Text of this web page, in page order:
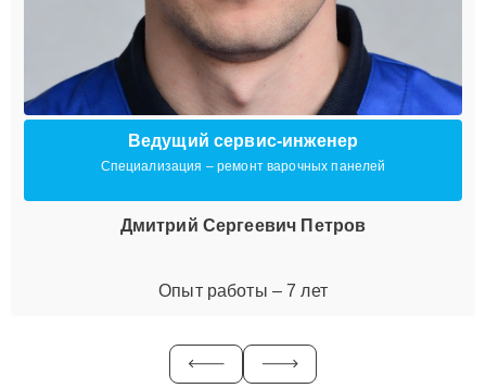
Ведущий сервис-инженер
Специализация – ремонт варочных панелей
Дмитрий Сергеевич Петров
Опыт работы – 7 лет